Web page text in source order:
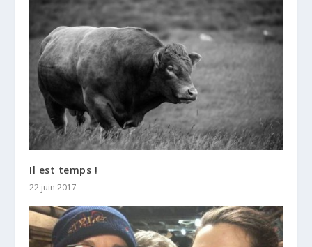
Il est temps !
22 juin 2017